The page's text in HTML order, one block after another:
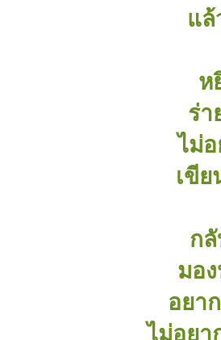
แล้
ห
ร่า
ไม่
เขี
ก
มอ
อยา
ไม่อยา